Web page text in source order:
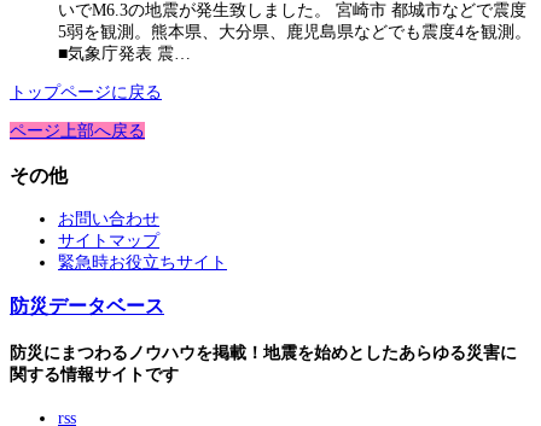
いでM6.3の地震が発生致しました。 宮崎市 都城市などで震度
5弱を観測。熊本県、大分県、鹿児島県などでも震度4を観測。
■気象庁発表 震…
トップページに戻る
ページ上部へ戻る
その他
お問い合わせ
サイトマップ
緊急時お役立ちサイト
防災データベース
防災にまつわるノウハウを掲載！地震を始めとしたあらゆる災害に
関する情報サイトです
rss